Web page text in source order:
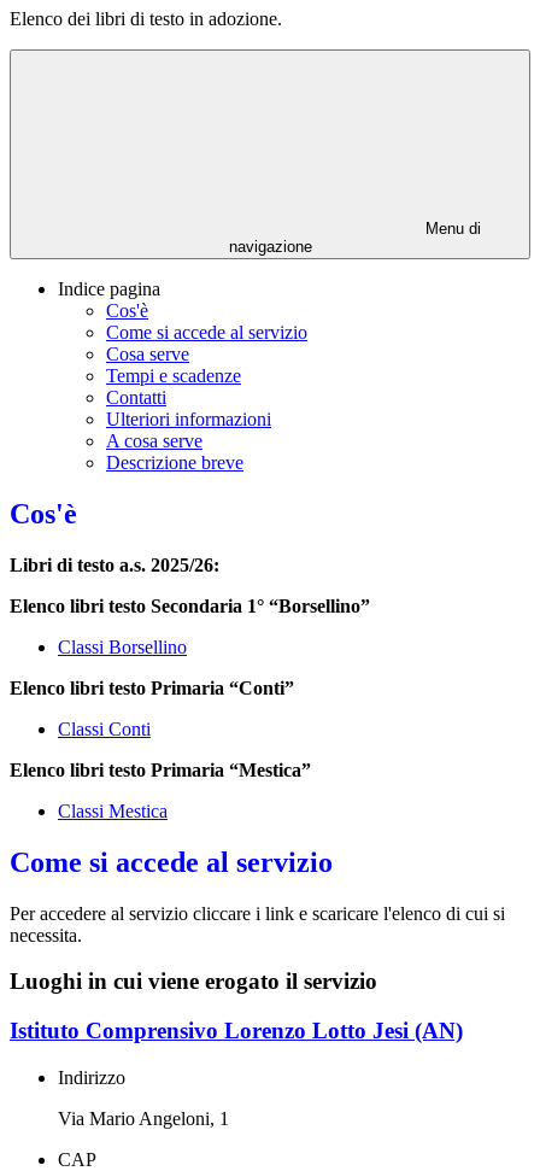
Elenco dei libri di testo in adozione.
Menu di
navigazione
Indice pagina
Cos'è
Come si accede al servizio
Cosa serve
Tempi e scadenze
Contatti
Ulteriori informazioni
A cosa serve
Descrizione breve
Cos'è
Libri di testo a.s. 2025/26:
Elenco libri testo Secondaria 1° “Borsellino”
Classi Borsellino
Elenco libri testo Primaria “Conti”
Classi Conti
Elenco libri testo Primaria “Mestica”
Classi Mestica
Come si accede al servizio
Per accedere al servizio cliccare i link e scaricare l'elenco di cui si
necessita.
Luoghi in cui viene erogato il servizio
Istituto Comprensivo Lorenzo Lotto Jesi (AN)
Indirizzo
Via Mario Angeloni, 1
CAP